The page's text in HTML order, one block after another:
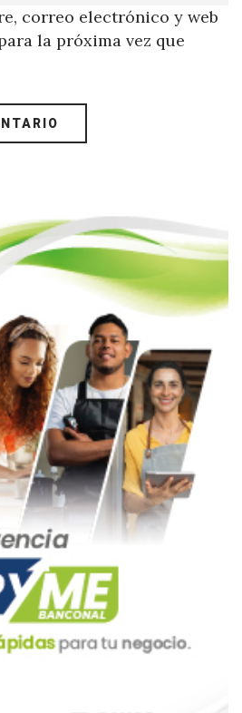
correo electrónico y web
la próxima vez que